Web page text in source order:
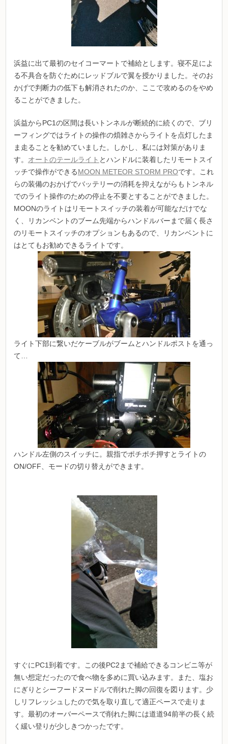
浜益に出て最初のセイコーマートで補給とします。寝不足によ
る不具合を防ぐためにレッドブルで翼を授かりました。そのお
かげで判断力の低下も解消されたのか、ここで攻めるのをやめ
ることができました。
浜益からPC1の区間は長いトンネルが断続的に続くので、ブリ
ーフィングではライトの操作の煩雑さからライトを点灯したま
ま走ることを勧めていました。しかし、私には対策がありま
す。 オートのテールライト とハンドルに装着したリモートスイ
ッチで操作ができるMOON METEOR STORM PROです。これ
らの装備のおかげでバッテリーの消耗を抑えながらもトンネル
でのライト操作のための停止を不要とすることができました。
MOONのライトはリモートスイッチの装着が可能なだけでな
く、リカンベントのブーム先端からハンドルバーまで届く長さ
のリモートスイッチのオプションもあるので、リカンベントに
はとてもお勧めできるライトです。
ライト下部に繋いだケーブルがブームとハンドルポストを通っ
て…
ハンドル左側のスイッチに。親指でポチポチ押すとライトの
ON/OFF、モードの切り替えができます。
すぐにPC1到着です。この後PC2まで補給できるコンビニ等が
無い想定だったので食べ物を多めに買い込みます。また、塩お
にぎりとシーフードヌードルで削れた脚の回復を図ります。少
しリフレッシュしたので気を取り直して適正ペースで走りま
す。最初のオーバーペースで削れた脚には道道94前半の長く続
く緩い登りが少しきつかったです。